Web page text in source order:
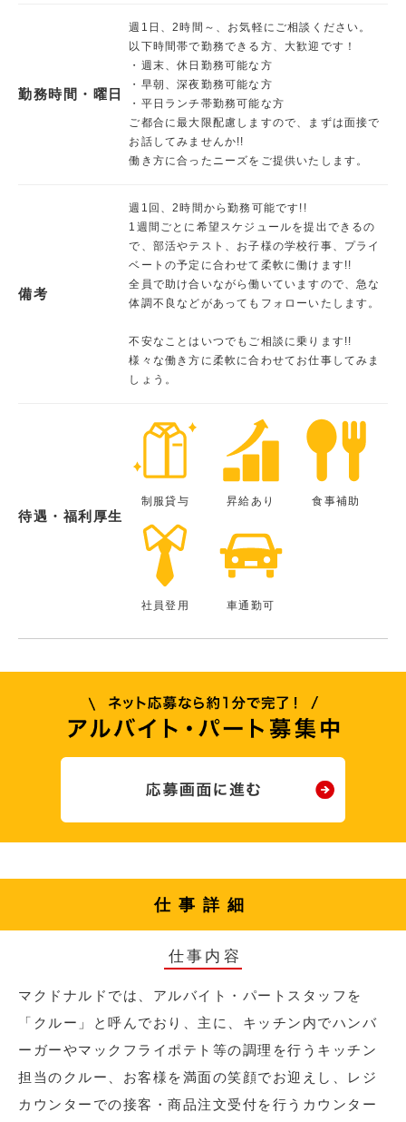
勤務時間・曜日
週1日、2時間～、お気軽にご相談ください。
以下時間帯で勤務できる方、大歓迎です！
・週末、休日勤務可能な方
・早朝、深夜勤務可能な方
・平日ランチ帯勤務可能な方
ご都合に最大限配慮しますので、まずは面接で
お話してみませんか!!
働き方に合ったニーズをご提供いたします。
備考
週1回、2時間から勤務可能です!!
1週間ごとに希望スケジュールを提出できるの
で、部活やテスト、お子様の学校行事、プライ
ベートの予定に合わせて柔軟に働けます!!
全員で助け合いながら働いていますので、急な
体調不良などがあってもフォローいたします。
不安なことはいつでもご相談に乗ります!!
様々な働き方に柔軟に合わせてお仕事してみま
しょう。
待遇・福利厚生
制服貸与 昇給あり 食事補助
社員登用 車通勤可
仕事詳細
仕事内容
マクドナルドでは、アルバイト・パートスタッフを
「クルー」と呼んでおり、主に、キッチン内でハンバ
ーガーやマックフライポテト等の調理を行うキッチン
担当のクルー、お客様を満面の笑顔でお迎えし、レジ
カウンターでの接客・商品注文受付を行うカウンター